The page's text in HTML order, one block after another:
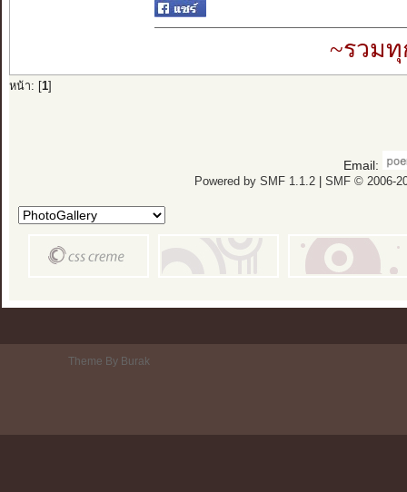
~รวมทุ
หน้า: [ 1]
Email:
Powered by SMF 1.1.2| SMF © 2006-
Theme By Burak